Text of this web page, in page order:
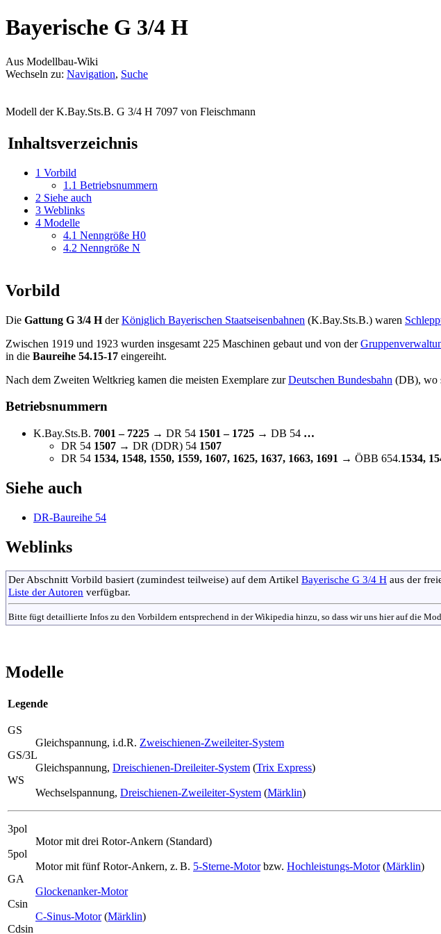
Bayerische G 3/4 H
Aus Modellbau-Wiki
Wechseln zu: Navigation, Suche
Modell der K.Bay.Sts.B. G 3/4 H 7097 von Fleischmann
Inhaltsverzeichnis
1 Vorbild
1.1 Betriebsnummern
2 Siehe auch
3 Weblinks
4 Modelle
4.1 Nenngröße H0
4.2 Nenngröße N
Vorbild
Die Gattung G 3/4 HderKöniglich Bayerischen Staatseisenbahnen (K.Bay.Sts.B.) waren
Zwischen 1919 und 1923 wurden insgesamt 225 Maschinen gebaut und von der
in die Baureihe 54.15-17 eingereiht.
Nach dem Zweiten Weltkrieg kamen die meisten Exemplare zurDeutschen Bundesbahn (DB), wo
Betriebsnummern
K.Bay.Sts.B. 7001 – 7225 → DR 54 1501 – 1725 → DB 54 …
DR 54 1507 → DR (DDR) 54 1507
DR 54 1534, 1548, 1550, 1559, 1607, 1625, 1637, 1663, 1691 → ÖBB 654.1534,
Siehe auch
DR-Baureihe 54
Weblinks
Der Abschnitt Vorbild basiert (zumindest teilweise) auf dem Artikel Bayerische G 3/4 H aus der
Liste der Autoren verfügbar.
Bitte fügt detaillierte Infos zu den Vorbildern entsprechend in der Wikipedia hinzu, so dass wir uns hier auf die
Modelle
Legende
GS
Gleichspannung, i.d.R. Zweischienen-Zweileiter-System
GS/3L
Gleichspannung, Dreischienen-Dreileiter-System (Trix Express)
WS
Wechselspannung, Dreischienen-Zweileiter-System (Märklin)
3pol
Motor mit drei Rotor-Ankern (Standard)
5pol
Motor mit fünf Rotor-Ankern, z. B. 5-Sterne-Motorbzw. Hochleistungs-Motor(Märklin)
GA
Glockenanker-Motor
Csin
C-Sinus-Motor(Märklin)
Cdsin